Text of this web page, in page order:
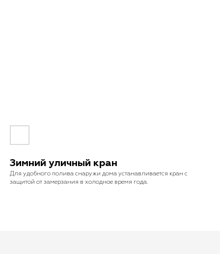
Зимний уличный кран
Для удобного полива снаружи дома устанавливается кран с
защитой от замерзания в холодное время года.